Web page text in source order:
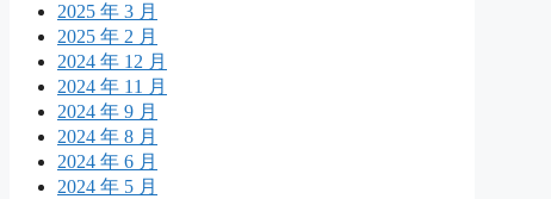
2025 年 3 月
2025 年 2 月
2024 年 12 月
2024 年 11 月
2024 年 9 月
2024 年 8 月
2024 年 6 月
2024 年 5 月